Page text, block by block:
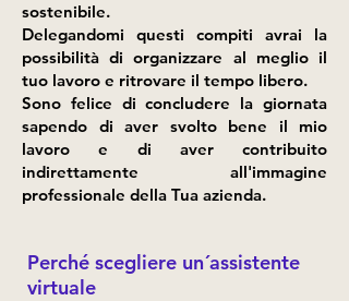
sostenibile.
Delegandomi questi compiti avrai la
possibilità di organizzare al meglio il
tuo lavoro e ritrovare il tempo libero.
Sono felice di concludere la giornata
sapendo di aver svolto bene il mio
lavoro e di aver contribuito
indirettamente all'immagine
professionale della Tua azienda.
Perché scegliere un´assistente
virtuale